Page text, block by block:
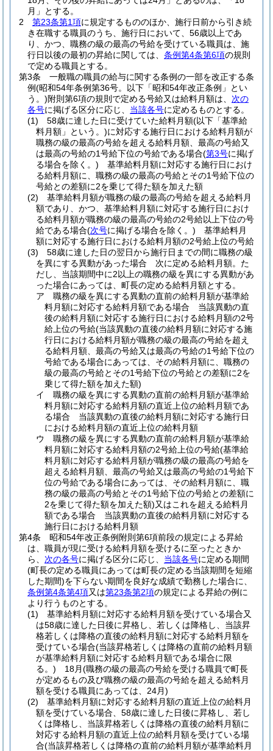
月」とする。
2
第23条第1項に規定するもののほか、施行日前から引き続
き在職する職員のうち、施行日において、56歳以上であ
り、かつ、職務の級の最高の号給を受けている職員は、施
行日以後の最初の昇給に関しては、 条例第4条第6項の規則
で定める職員とする。
第3条
一般職の職員の給与に関する条例の一部を改正する条
例(昭和54年条例第36号。以下「昭和54年改正条例」とい
う。)附則第6項の規則で定める号給又は給料月額は、 次の
各号に掲げる区分に応じ、 当該各号に定めるものとする。
(1)
58歳に達した日に受けていた給料月額(以下「基準給
料月額」という。)に対応する施行日における給料月額が
職務の級の最高の号給を超える給料月額、最高の号給又
は最高の号給の1号給下位の号給である場合(第3号に掲げ
る場合を除く。) 基準給料月額に対応する施行日におけ
る給料月額に、職務の級の最高の号給とその1号給下位の
号給との差額に2を乗じて得た額を加えた額
(2)
基準給料月額が職務の級の最高の号給を超える給料月
額であり、かつ、基準給料月額に対応する施行日におけ
る給料月額が職務の級の最高の号給の2号給以上下位の号
給である場合(次号に掲げる場合を除く。) 基準給料月
額に対応する施行日における給料月額の2号給上位の号給
(3)
58歳に達した日の翌日から施行日までの間に職務の級
を異にする異動があった場合 次に定める給料月額。 た
だし、当該期間中に2以上の職務の級を異にする異動があ
った場合にあっては、町長の定める給料月額とする。
ア
職務の級を異にする異動の直前の給料月額が基準給
料月額に対応する給料月額である場合 当該異動の直
後の給料月額に対応する施行日における給料月額の2号
給上位の号給(当該異動の直後の給料月額に対応する施
行日における給料月額が職務の級の最高の号給を超え
る給料月額、最高の号給又は最高の号給の1号給下位の
号給である場合にあっては、その給料月額に、職務の
級の最高の号給とその1号給下位の号給との差額に2を
乗じて得た額を加えた額)
イ
職務の級を異にする異動の直前の給料月額が基準給
料月額に対応する給料月額の直近上位の給料月額であ
る場合 当該異動の直後の給料月額に対応する施行日
における給料月額の直近上位の給料月額
ウ
職務の級を異にする異動の直前の給料月額が基準給
料月額に対応する給料月額の2号給上位の号給(基準給
料月額に対応する給料月額が職務の級の最高の号給を
超える給料月額、最高の号給又は最高の号給の1号給下
位の号給である場合にあっては、その給料月額に、職
務の級の最高の号給とその1号給下位の号給との差額に
2を乗じて得た額を加えた額)又はこれを超える給料月
額である場合 当該異動の直後の給料月額に対応する
施行日における給料月額
第4条
昭和54年改正条例附則第6項前段の規定による昇給
は、職員が現に受ける給料月額を受けるに至ったときか
ら、 次の各号に掲げる区分に応じ、 当該各号に定める期間
(町長の定める職員にあっては町長の定める当該期間を短縮
した期間)を下らない期間を良好な成績で勤務した場合に、
条例第4条第4項又は第23条第2項の規定による昇給の例に
より行うものとする。
(1)
基準給料月額に対応する給料月額を受けている場合又
は58歳に達した日後に昇格し、若しくは降格し、当該昇
格若しくは降格の直後の給料月額に対応する給料月額を
受けている場合(当該昇格若しくは降格の直前の給料月額
が基準給料月額に対応する給料月額である場合に限
る。) 18月(職務の級の最高の号給を受ける職員で町長
が定めるもの及び職務の級の最高の号給を超える給料月
額を受ける職員にあっては、24月)
(2)
基準給料月額に対応する給料月額の直近上位の給料月
額を受けている場合、58歳に達した日後に昇格し、若し
くは降格し、当該昇格若しくは降格の直後の給料月額に
対応する給料月額の直近上位の給料月額を受けている場
合(当該昇格若しくは降格の直前の給料月額が基準給料月